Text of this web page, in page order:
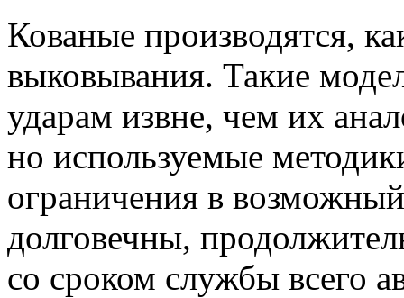
Кованые производятся,
выковывания. Такие
ударам извне, чем их
но используемые
ограничения в
долговечны,
со сроком службы всего